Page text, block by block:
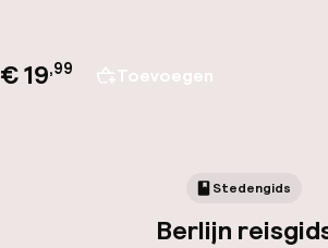
€ 19,99 Toevoegen
Stedengids
Berlijn